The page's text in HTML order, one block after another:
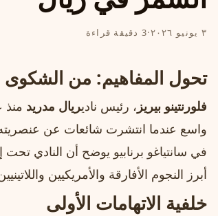
٣ يونيو ٢٠٢٦ ·3 دقيقة قراءة
تحول المفاهيم: من الشكوى
فلورنتينو بيريز ، رئيس ناديريال مدريد
واسع عندما انتشرت شائعات عن عنصريته
في سانتياغو برنابيو يوضح أن النادي
أبرز النجوم الأفارقة والأمريكيين
خلفية الاتهامات الأولى